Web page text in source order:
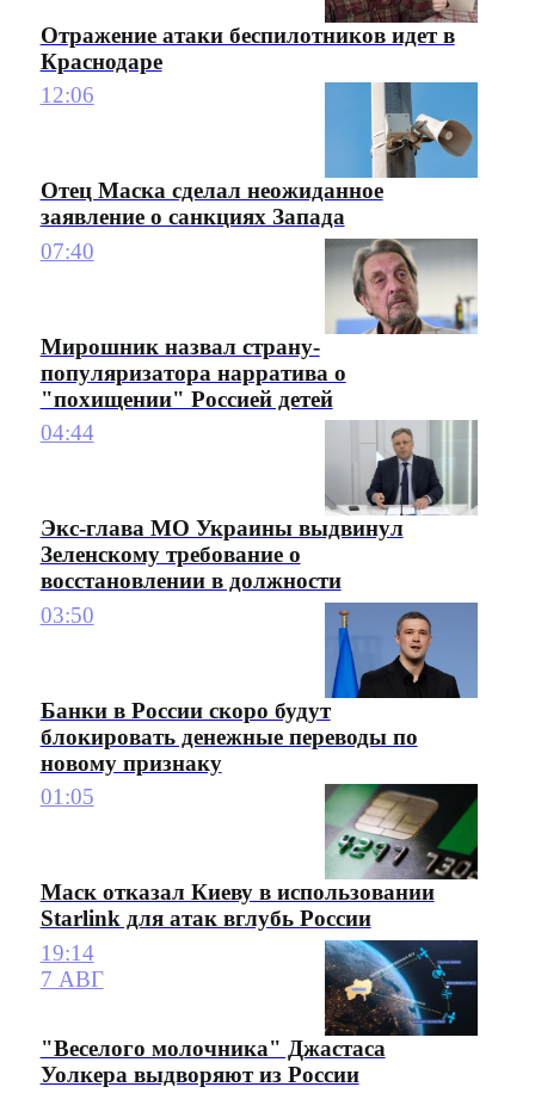
Отражение атаки беспилотников идет в
Краснодаре
12:06
Отец Маска сделал неожиданное
заявление о санкциях Запада
07:40
Мирошник назвал страну-
популяризатора нарратива о
"похищении" Россией детей
04:44
Экс-глава МО Украины выдвинул
Зеленскому требование о
восстановлении в должности
03:50
Банки в России скоро будут
блокировать денежные переводы по
новому признаку
01:05
Маск отказал Киеву в использовании
Starlink для атак вглубь России
19:14
7 АВГ
"Веселого молочника" Джастаса
Уолкера выдворяют из России